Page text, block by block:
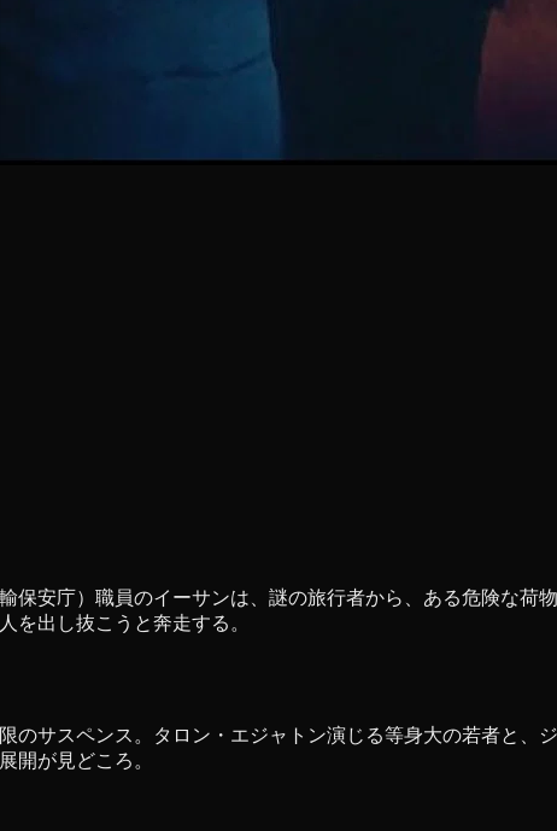
保安庁）職員のイーサンは、謎の旅行者から、ある危険な荷
を出し抜こうと奔走する。
のサスペンス。タロン・エジャトン演じる等身大の若者と
開が見どころ。